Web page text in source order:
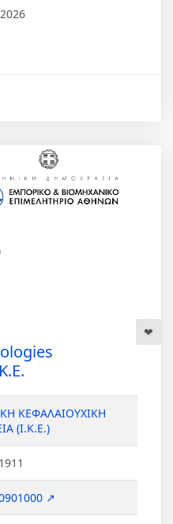
ΚΕΦΑΛΑΙΟΥΧΙΚΗ
(Ι.Κ.Ε.)
↗